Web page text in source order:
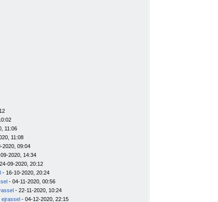
11:06
11:08
2020, 09:04
2020, 14:34
09-2020, 20:12
- 16-10-2020, 20:24
- 04-11-2020, 00:56
- 22-11-2020, 10:24
ejrassel - 04-12-2020, 22:15